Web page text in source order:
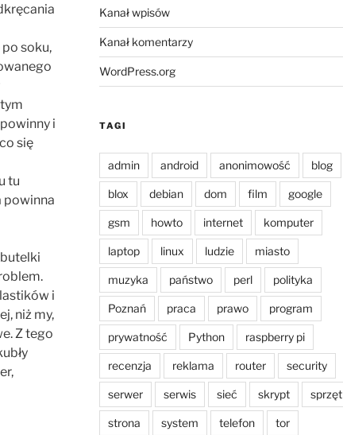
soku,
i
się
tu
powinna
i
niż my,
Z tego
Kanał wpisów
Kanał komentarzy
WordPress.org
TAGI
admin android anonimowość blog
blox debian dom film google
gsm howto internet komputer
laptop linux ludzie miasto
muzyka państwo perl polityka
Poznań praca prawo program
prywatność Python raspberry pi
recenzja reklama router security
serwer serwis sieć skrypt sprzęt
strona system telefon tor